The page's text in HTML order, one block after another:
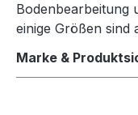
Bodenbearbeitung
einige Größen
Marke &